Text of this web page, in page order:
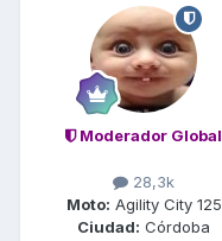
Moderador Global
28,3k
Moto: Agility City 125
Ciudad: Córdoba